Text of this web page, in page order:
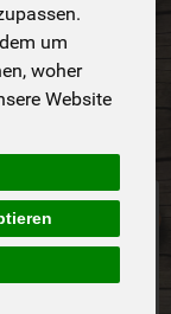
um
woher
Website
Allergene